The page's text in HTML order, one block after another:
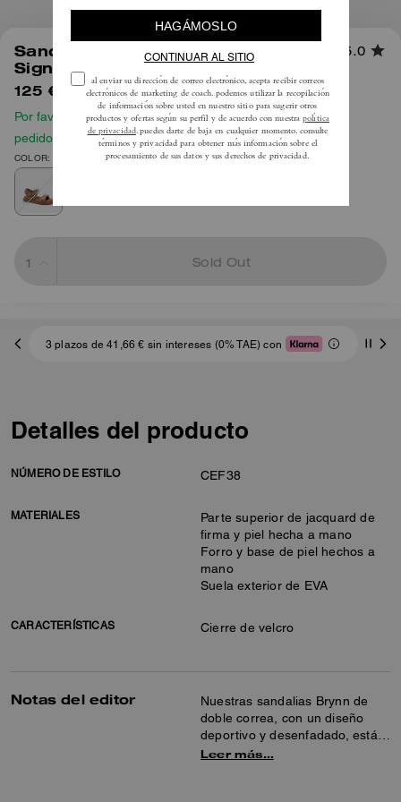
Sandalia Brynn en Jacquard
Signature Cristal
5.0
125 € 195 €
Por favor, consulta nuestra guía de tallas antes de hacer tu
pedido
COLOR: Canela
Sold Out
3 plazos de 41,66 € sin intereses (0% TAE) con
Detalles del producto
NÚMERO DE ESTILO CEF38
MATERIALES
Parte superior de jacquard de
firma y piel hecha a mano
Forro y base de piel hechos a
mano
Suela exterior de EVA
CARACTERÍSTICAS Cierre de velcro
Notas del editor
Nuestras sandalias Brynn de
doble correa, con un diseño
deportivo y desenfadado, están
confeccionadas con nuestro
Leer más…